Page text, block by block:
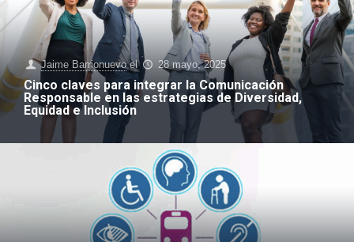
Jaime Barrionuevo el 28 mayo, 2025
Cinco claves para integrar la Comunicación
Responsable en las estrategias de Diversidad,
Equidad e Inclusión